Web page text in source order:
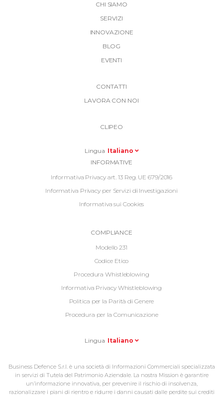
CHI SIAMO
SERVIZI
INNOVAZIONE
BLOG
EVENTI
CONTATTI
LAVORA CON NOI
CLIPEO
Lingua Italiano
Informative
Footer
INFORMATIVE
Informativa Privacy art. 13 Reg. UE 679/2016
Informativa Privacy per Servizi di Investigazioni
Informativa sui Cookies
InformativeCOMPLIANCE
Modello 231
Codice Etico
Procedura Whistleblowing
Informativa Privacy Whistleblowing
Politica per la Parità di Genere
Procedura per la Comunicazione
Lingua Italiano
Business Defence S.r.l. è una società di Informazioni Commerciali specializzata
in servizi di Tutela del Patrimonio Aziendale. La nostra Mission è garantire
un’informazione innovativa, per prevenire il rischio di insolvenza,
razionalizzare i piani di rientro e ridurre i danni causati dalle perdite sui crediti